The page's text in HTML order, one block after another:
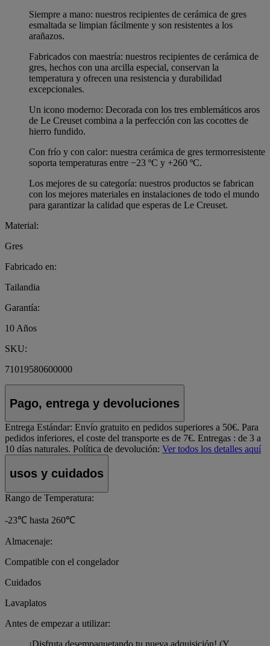
Siempre a mano: nuestros recipientes de cerámica de gres
esmaltada se limpian fácilmente y son resistentes a los
arañazos.
Fabricados con maestría: nuestros recipientes de cerámica de
gres, hechos con una arcilla especial, conservan la
temperatura y ofrecen una resistencia y durabilidad
excepcionales.
Un icono moderno: Decorada con los tres emblemáticos aros
de Le Creuset combina a la perfección con las cocottes de
hierro fundido.
Con frío y con calor: nuestra cerámica de gres termorresistente
soporta temperaturas entre −23 ºC y +260 ºC.
Los mejores de su categoría: nuestros productos se fabrican
con los mejores materiales en instalaciones de todo el mundo
para garantizar la calidad que esperas de Le Creuset.
Material:
Gres
Fabricado en:
Tailandia
Garantía:
10 Años
SKU:
71019580600000
Pago, entrega y devoluciones
Entrega Estándar: Envío gratuito en pedidos superiores a 50€. Para
pedidos inferiores, el coste del transporte es de 7€. Entregas : de 3 a
10 días naturales. Política de devolución: Ver todos los detalles aquí
usos y cuidados
Rango de Temperatura:
-23℃ hasta 260℃
Almacenaje:
Compatible con el congelador
Cuidados
Lavaplatos
Antes de empezar a utilizar:
¡Disfruta desempaquetando tu nueva adquisición! (Y